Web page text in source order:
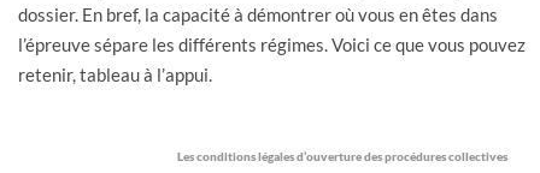
dossier. En bref, la capacité à démontrer où vous en êtes dans
l’épreuve sépare les différents régimes. Voici ce que vous pouvez
retenir, tableau à l’appui.
Les conditions légales d’ouverture des procédures collectives